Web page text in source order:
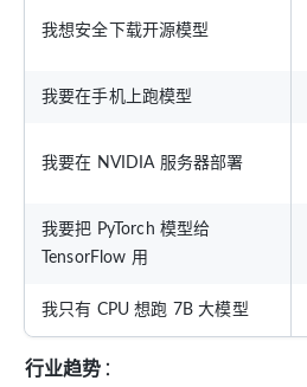
我想安全下载开源模型
我要在手机上跑模型
我要在 NVIDIA 服务器部署
我要把 PyTorch 模型给
TensorFlow 用
我只有 CPU 想跑 7B 大模型
行业趋势 ：